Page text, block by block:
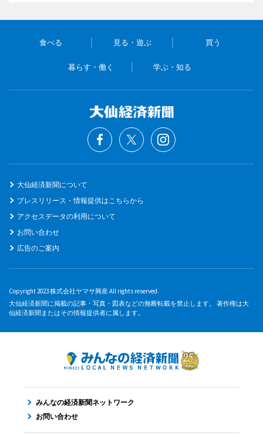
食べる 見る・遊ぶ 買う
暮らす・働く 学ぶ・知る
大仙経済新聞について
プレスリリース・情報提供はこちらから
アクセスデータの利用について
お問い合わせ
広告のご案内
Copyright 2023 株式会社ヤマサ興産 All rights reserved.
大仙経済新聞に掲載の記事・写真・図表などの無断転載を禁止します。 著作権は大
仙経済新聞またはその情報提供者に属します。
みんなの経済新聞ネットワーク
お問い合わせ